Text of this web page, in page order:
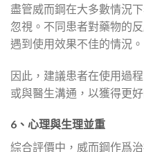
盡管威而鋼在大多數情況
忽視。不同患者對藥物的
遇到使用效果不佳的情況。
因此，建議患者在使用過
或與醫生溝通，以獲得更
6、心理與生理並重
綜合評價中，威而鋼作爲